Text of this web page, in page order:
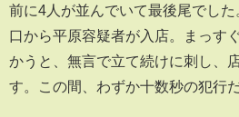
前に4人が並んでいて最後尾でし
口から平原容疑者が入店。まっす
かうと、無言で立て続けに刺し、
す。この間、わずか十数秒の犯行